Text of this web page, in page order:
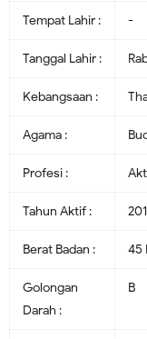
Tempat Lahir : -
Tanggal Lahir :
Kebangsaan :
Agama :
Profesi :
Tahun Aktif :
Berat Badan : 45
Golongan
Darah :
B